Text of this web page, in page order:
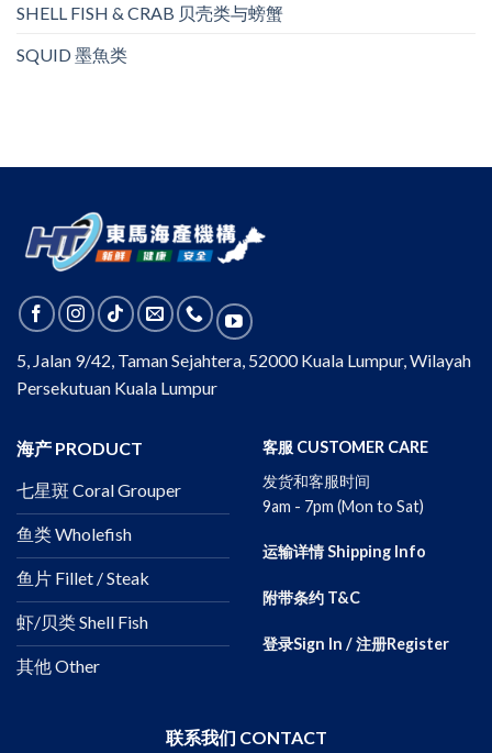
SHELL FISH & CRAB 贝壳类与螃蟹
SQUID 墨魚类
5, Jalan 9/42, Taman Sejahtera, 52000 Kuala Lumpur, Wilayah
Persekutuan Kuala Lumpur
海产 PRODUCT
七星斑 Coral Grouper
鱼类 Wholefish
鱼片 Fillet / Steak
虾/贝类 Shell Fish
其他 Other
客服 CUSTOMER CARE
发货和客服时间
9am - 7pm (Mon to Sat)
运输详情 Shipping Info
附带条约 T&C
登录Sign In / 注册Register
联系我们 CONTACT